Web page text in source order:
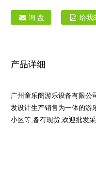
询 盘 给我
产品详细
广州童乐阁游乐设备有限公
发设计生产销售为一体的游
小区等,备有现货,欢迎批发